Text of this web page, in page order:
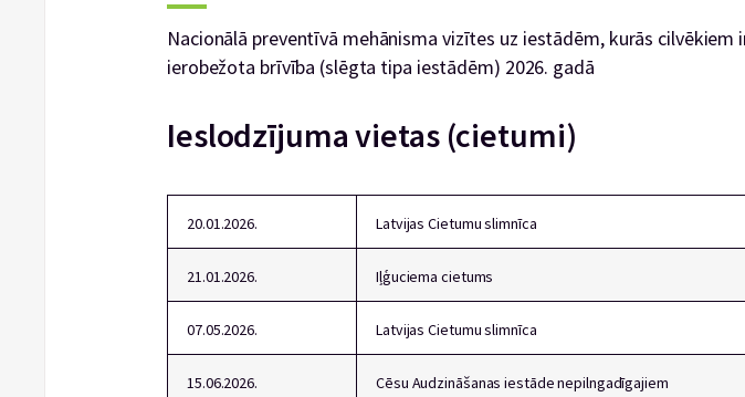
Nacionālā preventīvā mehānisma vizītes uz iestādēm, kurās
ierobežota brīvība (slēgta tipa iestādēm) 2026. gadā
Ieslodzījuma vietas (cietumi)
20.01.2026. Latvijas Cietumu slimnīca
21.01.2026. Iļģuciema cietums
07.05.2026. Latvijas Cietumu slimnīca
15.06.2026. Cēsu Audzināšanas iestāde nepilngadīgajiem